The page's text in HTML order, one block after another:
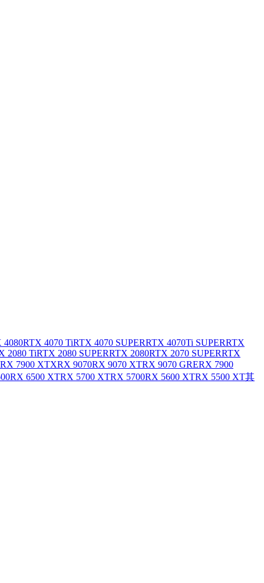
4080RTX 4070 TiRTX 4070 SUPERRTX 4070Ti SUPERRTX
2080 TiRTX 2080 SUPERRTX 2080RTX 2070 SUPERRTX
RX 7900 XTXRX 9070RX 9070 XTRX 9070 GRERX 7900
RX 6500 XTRX 5700 XTRX 5700RX 5600 XTRX 5500 XT其